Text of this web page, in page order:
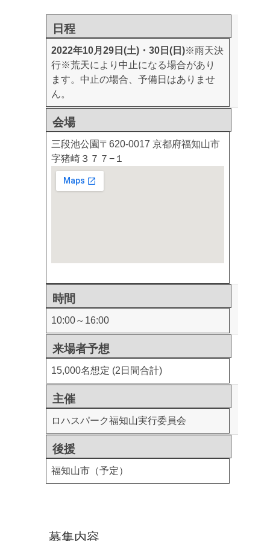
日程
2022年10月29日(土)・30日(日)※雨天決
行※荒天により中止になる場合があり
ます。中止の場合、予備日はありませ
ん。
会場
三段池公園 〒620-0017 京都府福知山市
字猪崎３７７−１
時間
10:00～16:00
来場者予想
15,000名想定 (2日間合計)
主催
ロハスパーク福知山実行委員会
後援
福知山市（予定）
募集内容